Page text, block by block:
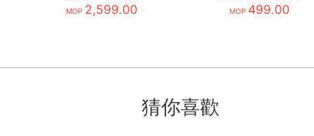
Cancelling
MOP 2,599.00
E7BTY
MOP 499.00
猜你喜歡